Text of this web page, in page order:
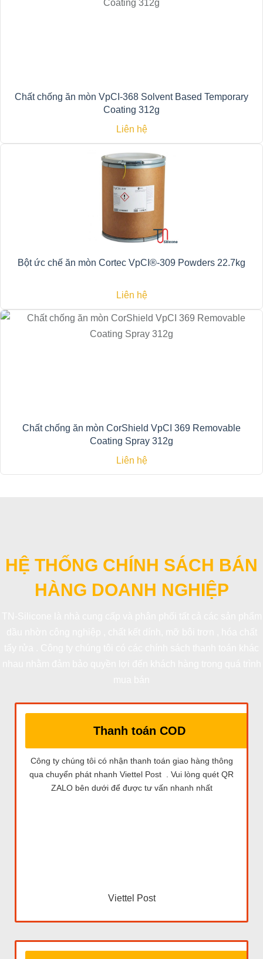
Chất chống ăn mòn VpCI-368 Solvent Based Temporary
Coating 312g
Liên hệ
Bột ức chế ăn mòn Cortec VpCI®-309 Powders 22.7kg
Liên hệ
Chất chống ăn mòn CorShield VpCI 369 Removable
Coating Spray 312g
Liên hệ
HỆ THỐNG CHÍNH SÁCH BÁN
HÀNG DOANH NGHIỆP
Thanh toán COD
Công ty chúng tôi có nhận thanh toán giao hàng thông
qua chuyển phát nhanh Viettel Post . Vui lòng quét QR
ZALO bên dưới để được tư vấn nhanh nhất
Viettel Post